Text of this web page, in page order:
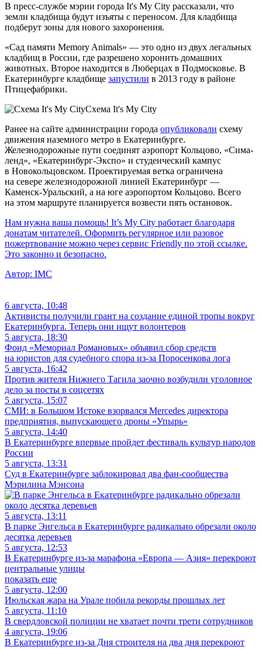
В пресс-службе мэрии города It's My City рассказали, что
земли кладбища будут изъяты с переносом. Для кладбища
подберут зоны для нового захоронения.
«Сад памяти Memory Animals» — это одно из двух легальных
кладбищ в России, где разрешено хоронить домашних
животных. Второе находится в Люберцах в Подмосковье. В
Екатеринбурге кладбище запустили в 2013 году в районе
Птицефабрики.
Схема It's My City
Ранее на сайте администрации города опубликовали схему
движения наземного метро в Екатеринбурге.
Железнодорожные пути соединят аэропорт Кольцово, «Сима-
ленд», «Екатеринбург-Экспо» и студенческий кампус
в Новокольцовском. Проектируемая ветка ограничена
на севере железнодорожной линией Екатеринбург —
Каменск-Уральский, а на юге аэропортом Кольцово. Всего
на этом маршруте планируется возвести пять остановок.
Нам нужна ваша помощь! It’s My City работает благодаря
донатам читателей. Оформить регулярное или разовое
пожертвование можно через сервис Friendly по этой ссылке.
Это законно и безопасно.
Автор: IMC
6 августа, 10:48
Активисты получили грант на создание единой тропы вокруг
Екатеринбурга. Теперь они ищут волонтеров
5 августа, 18:30
Фонд «Мемориал Романовых» объявил сбор средств
на юристов для судебного спора из-за Поросенкова лога
5 августа, 16:42
Против жителя Нижнего Тагила заочно возбудили уголовное
дело за посты в соцсетях
5 августа, 15:07
СМИ: в Большом Истоке взорвался Mercedes директора
предприятия, выпускающего дроны «Упырь»
5 августа, 14:40
В Екатеринбурге впервые пройдет фестиваль культур народов
России
5 августа, 13:31
Суд в Екатеринбурге заблокировал два фан-сообщества
Мэрилина Мэнсона
5 августа, 13:11
В парке Энгельса в Екатеринбурге радикально обрезали около
десятка деревьев
5 августа, 12:53
В Екатеринбурге из-за марафона «Европа — Азия» перекроют
центральные улицы
показать еще
5 августа, 12:00
Июльская жара на Урале побила рекорды прошлых лет
5 августа, 11:10
В свердловской полиции не хватает почти трети сотрудников
4 августа, 19:06
В Екатеринбурге из-за Дня строителя на два дня перекроют